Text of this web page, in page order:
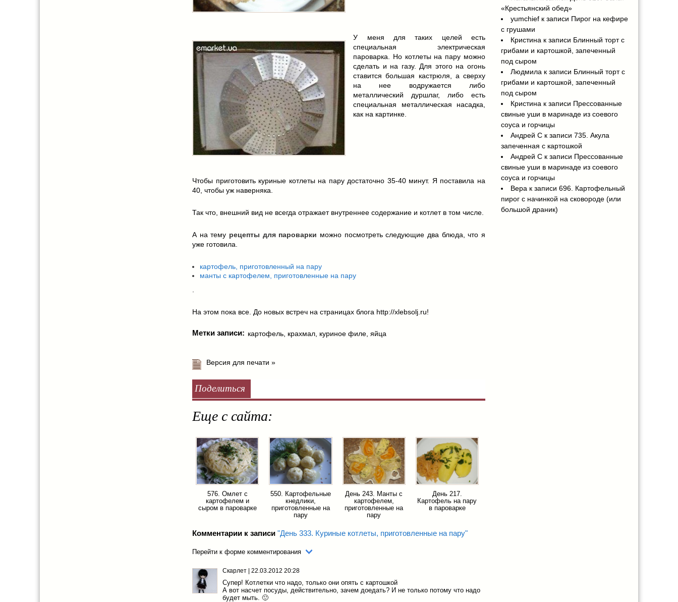
У меня для таких целей есть
специальная электрическая
пароварка. Но котлеты на пару можно
сделать и на газу. Для этого на огонь
ставится большая кастрюля, а сверху
на нее водружается либо
металлический дуршлаг, либо есть
специальная металлическая насадка,
как на картинке.
Чтобы приготовить куриные котлеты на пару достаточно 35-40 минут. Я поставила на
40, чтобы уж наверняка.
Так что, внешний вид не всегда отражает внутреннее содержание и котлет в том числе.
А на тему рецепты для пароварки можно посмотреть следующие два блюда, что я
уже готовила.
картофель, приготовленный на пару
манты с картофелем, приготовленные на пару
На этом пока все. До новых встреч на страницах блога http://xlebsolj.ru!
Метки записи: картофель крахмал куриное филе ,яйца
Версия для печати »
Поделиться
Еще с сайта:
576. Омлет с
картофелем и
сыром в пароварке
550. Картофельные
кнедлики,
приготовленные на
пару
День 243. Манты с
картофелем,
приготовленные на
пару
День 217.
Картофель на пару
в пароварке
Комментарии к записи"День 333. Куриные котлеты, приготовленные на пару"
Перейти к форме комментирования
Скарлет |22.03.2012 20:28
Супер! Котлетки что надо, только они опять с картошкой
А вот насчет посуды, действительно, зачем доедать? И не только потому что надо
будет мыть. 🙂
«Крестьянский обед»
yumchiefк записи Пирог на кефире
с грушами
Кристинак записи Блинный торт с
грибами и картошкой, запеченный
под сыром
Людмилак записи Блинный торт с
грибами и картошкой, запеченный
под сыром
Кристинак записи Прессованные
свиные уши в маринаде из соевого
соуса и горчицы
Андрей Ск записи 735. Акула
запеченная с картошкой
Андрей Ск записи Прессованные
свиные уши в маринаде из соевого
соуса и горчицы
Верак записи 696. Картофельный
пирог с начинкой на сковороде (или
большой драник)